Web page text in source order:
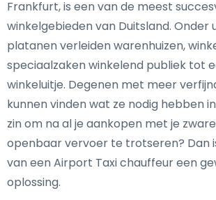
Frankfurt, is een van de meest
winkelgebieden van Duitsland. Onder
platanen verleiden warenhuizen,
speciaalzaken winkelend publiek tot
winkeluitje. Degenen met meer
kunnen vinden wat ze nodig hebben
zin om na al je aankopen met je
openbaar vervoer te trotseren? Dan
van een Airport Taxi chauffeur een
oplossing.